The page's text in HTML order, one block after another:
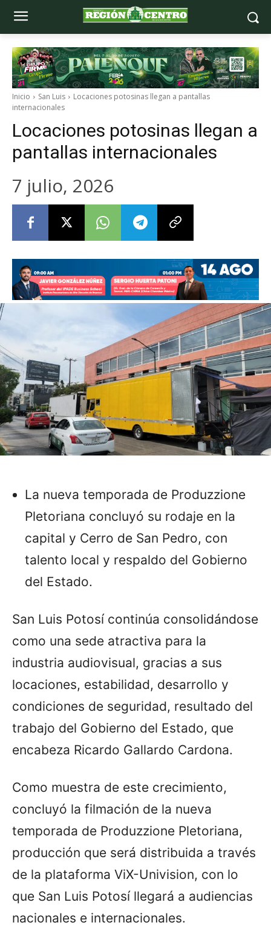
Inicio San Luis
Locaciones potosinas llegan a pantallas
internacionales
Locaciones potosinas llegan a
pantallas internacionales
7 julio, 2026
La nueva temporada de Produzzione
Pletoriana concluyó su rodaje en la
capital y Cerro de San Pedro, con
talento local y respaldo del Gobierno
del Estado.
San Luis Potosí continúa consolidándose
como una sede atractiva para la
industria audiovisual, gracias a sus
locaciones, estabilidad, desarrollo y
condiciones de seguridad, resultado del
trabajo del Gobierno del Estado, que
encabeza Ricardo Gallardo Cardona.
Como muestra de este crecimiento,
concluyó la filmación de la nueva
temporada de Produzzione Pletoriana,
producción que será distribuida a través
de la plataforma ViX-Univision, con lo
que San Luis Potosí llegará a audiencias
nacionales e internacionales.